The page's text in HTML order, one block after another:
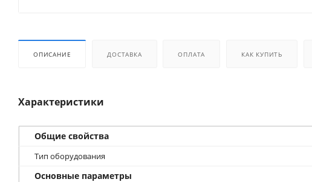
ОПИСАНИЕ ДОСТАВКА ОПЛАТА КАК КУПИТЬ
Характеристики
Общие свойства
Тип оборудования
Основные параметры